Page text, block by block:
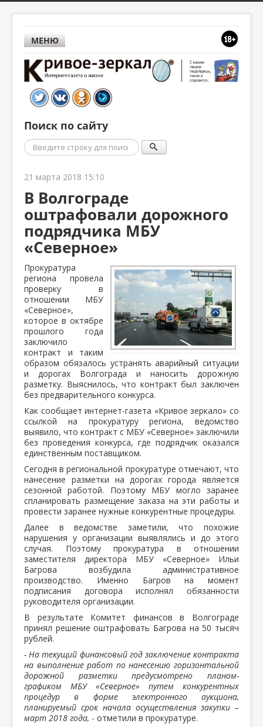
МЕНЮ
Поиск по сайту
Поиск
21 марта 2018 15:10
В Волгограде
оштрафовали дорожного
подрядчика МБУ
«Северное»
Прокуратура
региона провела
проверку в
отношении МБУ
«Северное»,
которое в октябре
прошлого года
заключило
контракт и таким
образом обязалось устранять аварийный ситуации
и дорогах Волгограда и наносить дорожную
разметку. Выяснилось, что контракт был заключен
без предварительного конкурса.
Как сообщает интернет-газета «Кривое зеркало» со
ссылкой на прокуратуру региона, ведомство
выявило, что контракт с МБУ «Северное» заключили
без проведения конкурса, где подрядчик оказался
единственным поставщиком.
Сегодня в региональной прокуратуре отмечают, что
нанесение разметки на дорогах города является
сезонной работой. Поэтому МБУ могло заранее
спланировать размещение заказа на эти работы и
провести заранее нужные конкурентные процедуры.
Далее в ведомстве заметили, что похожие
нарушения у организации выявлялись и до этого
случая. Поэтому прокуратура в отношении
заместителя директора МБУ «Северное» Ильи
Багрова возбудила административное
производство. Именно Багров на момент
подписания договора исполнял обязанности
руководителя организации.
В результате Комитет финансов в Волгограде
принял решение оштрафовать Багрова на 50 тысяч
рублей.
- На текущий финансовый год заключение контракта
на выполнение работ по нанесению горизонтальной
дорожной разметки предусмотрено планом-
графиком МБУ «Северное» путем конкурентных
процедур в форме электронного аукциона,
планируемый срок начала осуществления закупки –
март 2018 года, - отметили в прокуратуре.